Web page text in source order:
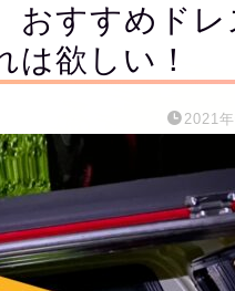
すすめドレ
は欲しい！
2021